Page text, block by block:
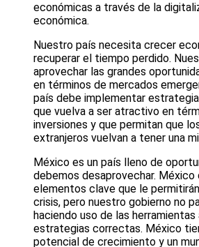
económicas a través de la
económica.
Nuestro país necesita crecer
recuperar el tiempo perdido.
aprovechar las grandes
en términos de mercados
país debe implementar
que vuelva a ser atractivo en
inversiones y que permitan que
extranjeros vuelvan a tener una
México es un país lleno de
debemos desaprovechar.
elementos clave que le
crisis, pero nuestro gobierno no
haciendo uso de las
estrategias correctas. México
potencial de crecimiento y un